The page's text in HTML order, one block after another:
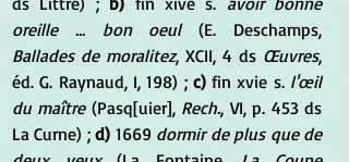
oreille ... bon oeul
Ballades de moralitez, XCII, 4 ds Œuvres,
éd. G. Raynaud, I, 198) ; c) fin xvie s. l'œil
du maître (Pasq[uier], Rech., VI, p. 453 ds
La Curne) ; d) 1669 dormir de plus que de